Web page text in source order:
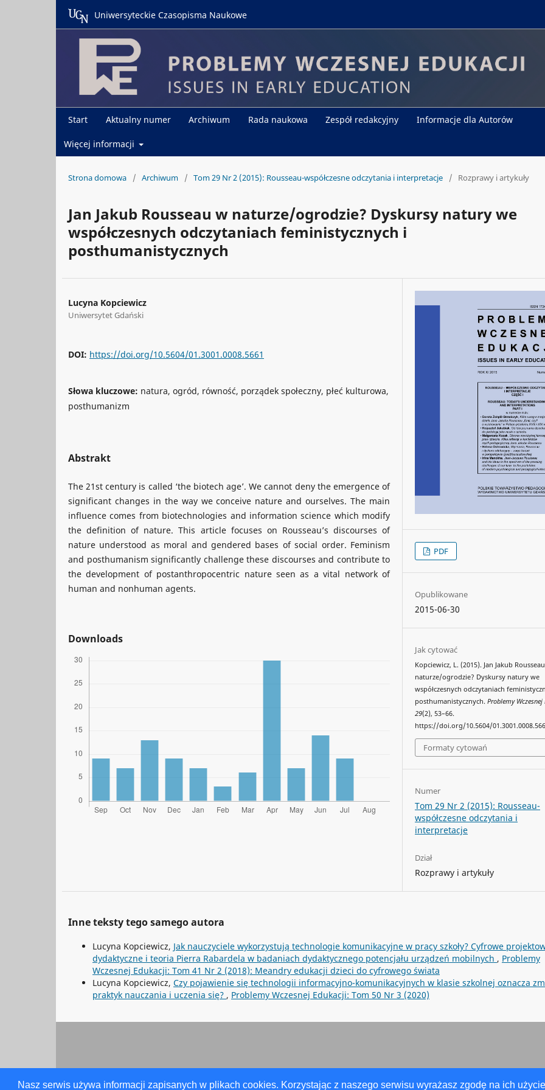
Nasz serwis używa informacji zapisanych w plikach cookies. Korzystając z naszego serwisu wyrażasz zgodę na ich
Start Aktualny numer Archiwum Rada naukowa Zespół redakcyjny Informacje dla Autorów
Więcej informacji
Uniwersyteckie Czasopisma Naukowe
Strona domowa / Archiwum / Tom 29 Nr 2 (2015): Rousseau-współczesne odczytania i interpretacje / Rozprawy i artykuły
Jan Jakub Rousseau w naturze/ogrodzie? Dyskursy natury we
współczesnych odczytaniach feministycznych i
posthumanistycznych
Lucyna Kopciewicz
Uniwersytet Gdański
DOI: https://doi.org/10.5604/01.3001.0008.5661
Słowa kluczowe: natura, ogród, równość, porządek społeczny, płeć kulturowa,
posthumanizm
Abstrakt
The 21st century is called ‘the biotech age’. We cannot deny the emergence of
significant changes in the way we conceive nature and ourselves. The main
influence comes from biotechnologies and information science which modify
the definition of nature. This article focuses on Rousseau’s discourses of
nature understood as moral and gendered bases of social order. Feminism
and posthumanism significantly challenge these discourses and contribute to
the development of postanthropocentric nature seen as a vital network of
human and nonhuman agents.
Downloads
PDF
Opublikowane
2015-06-30
Jak cytować
Kopciewicz, L. (2015). Jan Jakub
naturze/ogrodzie? Dyskursy natury we
współczesnych odczytaniach
posthumanistycznych.Problemy Wczesnej
29(2), 53–66.
https://doi.org/10.5604/
Formaty cytowań
Numer
Tom 29 Nr 2 (2015): Rousseau-
współczesne odczytania i
interpretacje
Dział
Rozprawy i artykuły
Inne teksty tego samego autora
Lucyna Kopciewicz, Jak nauczyciele wykorzystują technologie komunikacyjne w pracy szkoły? Cyfrowe
dydaktyczne i teoria Pierra Rabardela w badaniach dydaktycznego potencjału urządzeń mobilnych , Problemy
Wczesnej Edukacji: Tom 41 Nr 2 (2018): Meandry edukacji dzieci do cyfrowego świata
Lucyna Kopciewicz, Czy pojawienie się technologii informacyjno-komunikacyjnych w klasie szkolnej oznacza
praktyk nauczania i uczenia się? , Problemy Wczesnej Edukacji: Tom 50 Nr 3 (2020)